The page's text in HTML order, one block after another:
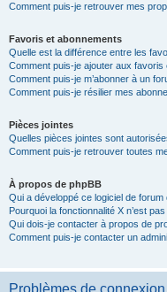
Comment puis-je retrouver mes
Favoris et abonnements
Quelle est la différence entre les
Comment puis-je ajouter aux favoris
Comment puis-je m’abonner à un
Comment puis-je résilier mes
Pièces jointes
Quelles pièces jointes sont
Comment puis-je retrouver toutes
À propos de phpBB
Qui a développé ce logiciel de
Pourquoi la fonctionnalité X n’est
Qui dois-je contacter à propos de
Comment puis-je contacter un
Problèmes de connexion